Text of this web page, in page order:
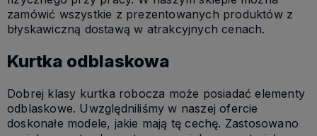
zamówić wszystkie z prezentowanych produktów z
błyskawiczną dostawą w atrakcyjnych cenach.
Kurtka odblaskowa
Dobrej klasy kurtka robocza może posiadać elementy
odblaskowe. Uwzględniliśmy w naszej ofercie
doskonałe modele, jakie mają tę cechę. Zastosowano